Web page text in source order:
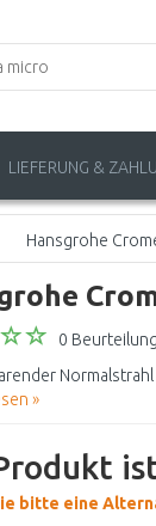
LIEFERUNG &
Hansgrohe
0 Beurteilung
»
bitte eine